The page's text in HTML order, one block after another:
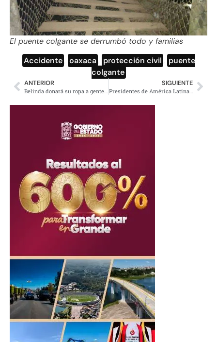
El puente colgante se derrumbó todo y familias
Accidente
oaxaca protección civil
puente
colgante
ANTERIOR SIGUIENTE
Presidentes de América Latina felicitan a Gabriel Boric